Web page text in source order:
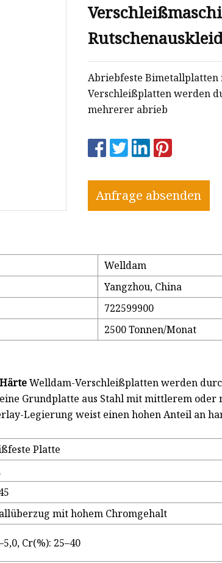
Abriebfeste
Verschleißplatten werden
mehrerer abrieb
Anfrage absenden
Welldam
Yangzhou, China
722599900
2500 Tonnen/Monat
Welldam-Verschleißplatten werden
Grundplatte aus Stahl mit mittlerem oder
Legierung weist einen hohen Anteil an
Platte
mit hohem Chromgehalt
Cr(%): 25–40